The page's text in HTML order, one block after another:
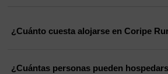
¿Cuánto cuesta alojarse en Coripe
¿Cuántas personas pueden